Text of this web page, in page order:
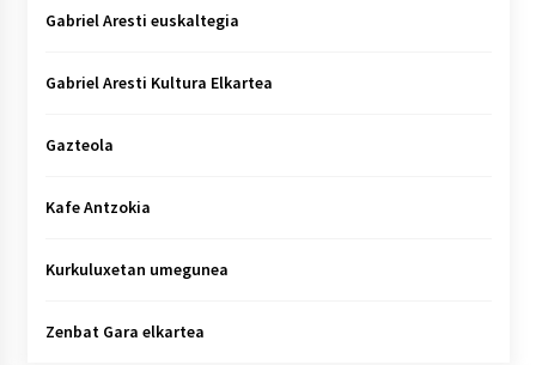
Gabriel Aresti euskaltegia
Gabriel Aresti Kultura Elkartea
Gazteola
Kafe Antzokia
Kurkuluxetan umegunea
Zenbat Gara elkartea